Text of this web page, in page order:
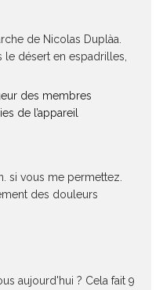
de Nicolas Duplàa.
le désert en espadrilles,
des membres
de l’appareil
si vous me permettez.
des douleurs
aujourd'hui ? Cela fait 9